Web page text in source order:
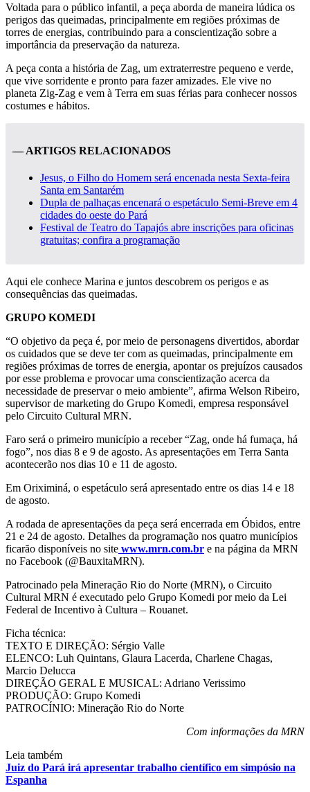
Voltada para o público infantil, a peça aborda de maneira lúdica os
perigos das queimadas, principalmente em regiões próximas de
torres de energias, contribuindo para a conscientização sobre a
importância da preservação da natureza.
A peça conta a história de Zag, um extraterrestre pequeno e verde,
que vive sorridente e pronto para fazer amizades. Ele vive no
planeta Zig-Zag e vem à Terra em suas férias para conhecer nossos
costumes e hábitos.
— ARTIGOS RELACIONADOS
Jesus, o Filho do Homem será encenada nesta Sexta-feira
Santa em Santarém
Dupla de palhaças encenará o espetáculo Semi-Breve em 4
cidades do oeste do Pará
Festival de Teatro do Tapajós abre inscrições para oficinas
gratuitas; confira a programação
Aqui ele conhece Marina e juntos descobrem os perigos e as
consequências das queimadas.
GRUPO KOMEDI
“O objetivo da peça é, por meio de personagens divertidos, abordar
os cuidados que se deve ter com as queimadas, principalmente em
regiões próximas de torres de energia, apontar os prejuízos causados
por esse problema e provocar uma conscientização acerca da
necessidade de preservar o meio ambiente”, afirma Welson Ribeiro,
supervisor de marketing do Grupo Komedi, empresa responsável
pelo Circuito Cultural MRN.
Faro será o primeiro município a receber “Zag, onde há fumaça, há
fogo”, nos dias 8 e 9 de agosto. As apresentações em Terra Santa
acontecerão nos dias 10 e 11 de agosto.
Em Oriximiná, o espetáculo será apresentado entre os dias 14 e 18
de agosto.
A rodada de apresentações da peça será encerrada em Óbidos, entre
21 e 24 de agosto. Detalhes da programação nos quatro municípios
ficarão disponíveis no site www.mrn.com.br e na página da MRN
no Facebook (@BauxitaMRN).
Patrocinado pela Mineração Rio do Norte (MRN), o Circuito
Cultural MRN é executado pelo Grupo Komedi por meio da Lei
Federal de Incentivo à Cultura – Rouanet.
Ficha técnica:
TEXTO E DIREÇÃO: Sérgio Valle
ELENCO: Luh Quintans, Glaura Lacerda, Charlene Chagas,
Marcio Delucca
DIREÇÃO GERAL E MUSICAL: Adriano Verissimo
PRODUÇÃO: Grupo Komedi
PATROCÍNIO: Mineração Rio do Norte
Com informações da MRN
Leia também
Juiz do Pará irá apresentar trabalho científico em simpósio na
Espanha